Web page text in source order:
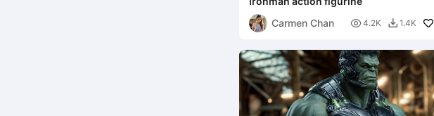
Carmen Chan
 4.2K  1.4K